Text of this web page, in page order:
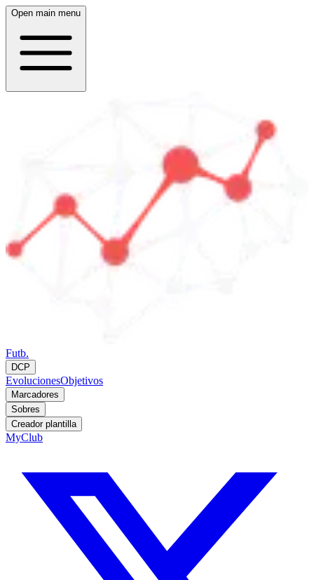
Open main menu
Futb.
DCP
EvolucionesObjetivos
Marcadores
Sobres
Creador plantilla
MyClub